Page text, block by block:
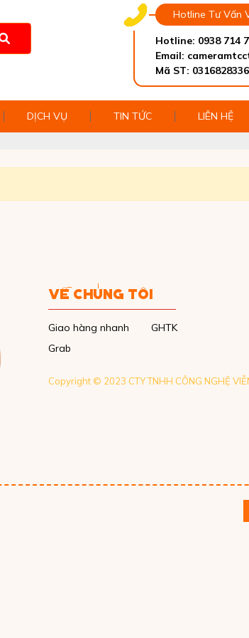
Hotline Tư Vấn
Hotline: 0938 714
Email:
Mã ST: 0316828336
DỊCH VỤ TIN TỨC LIÊN HỆ
VỀ CHÚNG TÔI
Giao hàng nhanh
GHTK
Grab
Copyright © 2023 CTY TNHH CÔNG NGHỆ